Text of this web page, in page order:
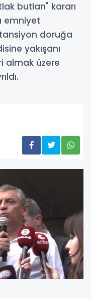
butlan" kararı
emniyet
doruğa
yakışanı
almak üzere